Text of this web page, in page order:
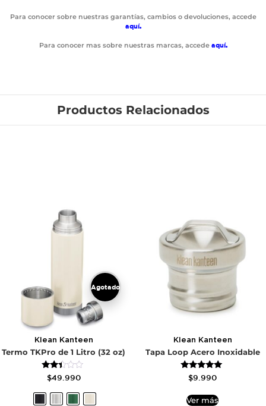
Para conocer sobre nuestras garantías, cambios o devoluciones, accede
aquí.
Para conocer mas sobre nuestras marcas, accede aquí.
Productos Relacionados
Agotado
Klean Kanteen
Termo TKPro de 1 Litro (32 oz)
Valorado
con
2.33
$49.990
Klean Kanteen
Tapa Loop Acero Inoxidable
Valorado
de 5
$9.990
Ver más